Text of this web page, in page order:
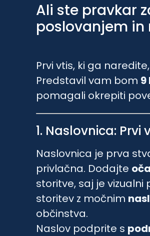
Ali ste pravkar
poslovanjem in
Prvi vtis, ki ga
Predstavil vam bom 9
pomagali okrepiti
1. Naslovnica:
Naslovnica je prva
privlačna. Dodajte
storitve, saj je
storitev z močnim
občinstva.
Naslov podprite s